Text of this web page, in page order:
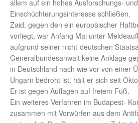
allem auf ein hohes Ausforschungs- und
Einschüchterungsinteresse schließen.
Zaid, gegen den ein europäischer
vorliegt, war Anfang Mai unter
aufgrund seiner nicht-deutschen
Generalbundesanwalt keine Anklage
in Deutschland nach wie vor von einer
Ungarn bedroht ist, hält er sich seit
Er ist gegen Auflagen auf freiem Fuß.
Ein weiteres Verfahren im Budapest-
zusammen mit Vorwürfen aus dem